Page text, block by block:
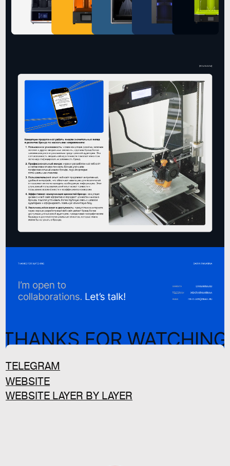
TELEGRAM
WEBSITE
WEBSITE LAYER BY LAYER